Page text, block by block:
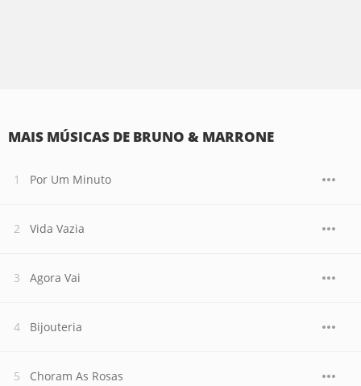
MAIS MÚSICAS DE BRUNO & MARRONE
Por Um Minuto
Vida Vazia
Agora Vai
Bijouteria
Choram As Rosas